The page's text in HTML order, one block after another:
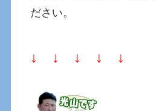
ださい。
↓ ↓ ↓ ↓ ↓